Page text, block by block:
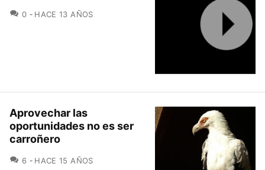
0 COMENTARIOS
HACE 13 AÑOS
Aprovechar las
oportunidades no es ser
carroñero
6 COMENTARIOS
HACE 15 AÑOS